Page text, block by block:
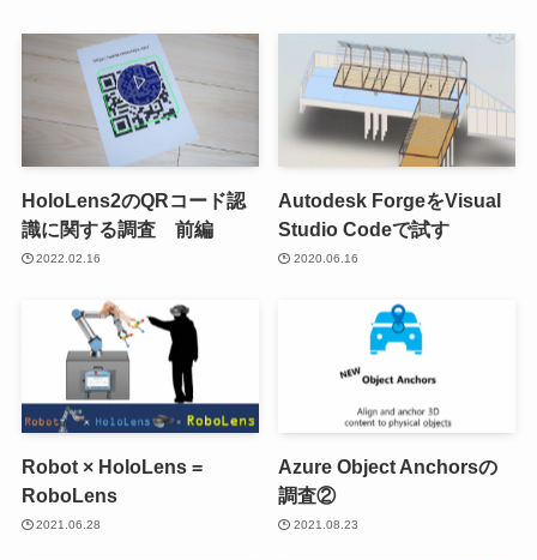
HoloLens2のQRコード認
識に関する調査 前編
2022.02.16
Autodesk ForgeをVisual
Studio Codeで試す
2020.06.16
Robot × HoloLens =
RoboLens
2021.06.28
Azure Object Anchorsの
調査②
2021.08.23